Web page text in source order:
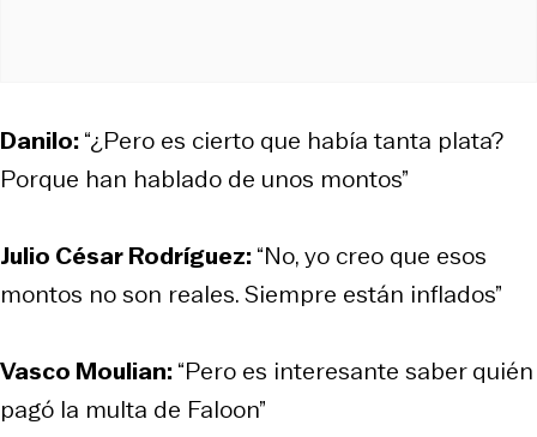
Danilo:“¿Pero es cierto que había tanta plata?
Porque han hablado de unos montos”
Julio César Rodríguez:“No, yo creo que esos
montos no son reales. Siempre están inflados”
Vasco Moulian:“Pero es interesante saber quién
pagó la multa de Faloon”